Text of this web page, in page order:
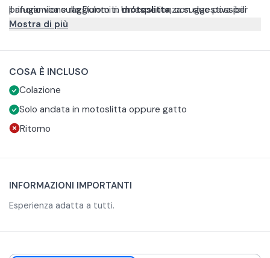
panoramica sulle Dolomiti. Un’esperienza suggestiva per
iniziare la giornata in quota, gustando una colazione in
Il rifugio viene raggiunto inmotoslitta, con due possibili
punti di partenza:
quota.
Mostra di più
COSA È INCLUSO
Colazione
Solo andata in motoslitta oppure gatto
Ritorno
INFORMAZIONI IMPORTANTI
Esperienza adatta a tutti.